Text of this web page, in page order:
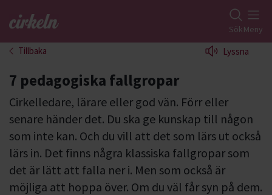
Gå till studiefrämjandets startsida SökMeny
Tillbaka Lyssna
7 pedagogiska fallgropar
Cirkelledare, lärare eller god vän. Förr eller
senare händer det. Du ska ge kunskap till någon
som inte kan. Och du vill att det som lärs ut också
lärs in. Det finns några klassiska fallgropar som
det är lätt att falla ner i. Men som också är
möjliga att hoppa över. Om du väl får syn på dem.